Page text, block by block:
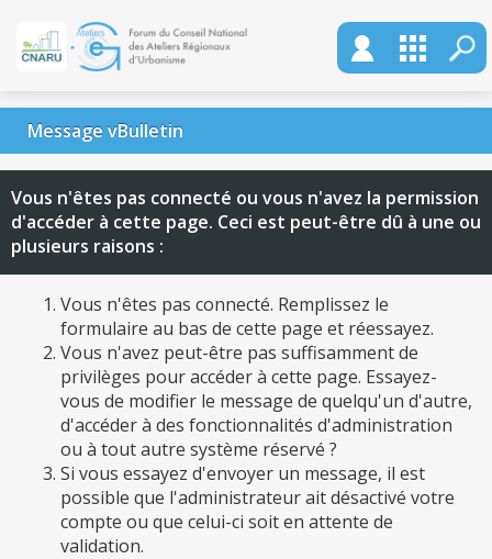
Message vBulletin
Vous n'êtes pas connecté ou vous n'avez la permission
d'accéder à cette page. Ceci est peut-être dû à une ou
plusieurs raisons :
Vous n'êtes pas connecté. Remplissez le
formulaire au bas de cette page et réessayez.
Vous n'avez peut-être pas suffisamment de
privilèges pour accéder à cette page. Essayez-
vous de modifier le message de quelqu'un d'autre,
d'accéder à des fonctionnalités d'administration
ou à tout autre système réservé ?
Si vous essayez d'envoyer un message, il est
possible que l'administrateur ait désactivé votre
compte ou que celui-ci soit en attente de
validation.